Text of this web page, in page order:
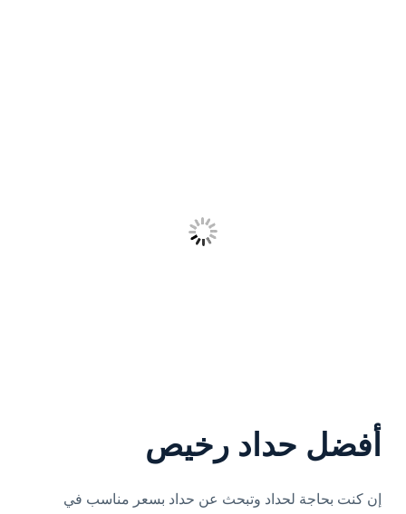
أفضل حداد رخيص
إن كنت بحاجة لحداد وتبحث عن حداد بسعر مناسب في